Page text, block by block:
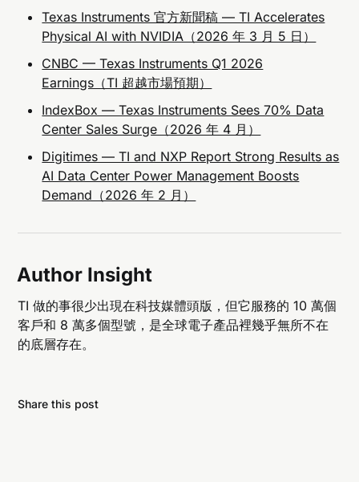
Texas Instruments 官方新聞稿 — TI Accelerates
Physical AI with NVIDIA（2026 年 3 月 5 日）
CNBC — Texas Instruments Q1 2026
Earnings（TI 超越市場預期）
IndexBox — Texas Instruments Sees 70% Data
Center Sales Surge（2026 年 4 月）
Digitimes — TI and NXP Report Strong Results as
AI Data Center Power Management Boosts
Demand（2026 年 2 月）
Author Insight
TI 做的事很少出現在科技媒體頭版，但它服務的 10 萬個
客戶和 8 萬多個型號，是全球電子產品裡幾乎無所不在
的底層存在。
Share this post